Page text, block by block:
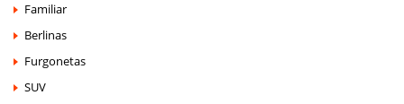
Familiar
Berlinas
Furgonetas
SUV